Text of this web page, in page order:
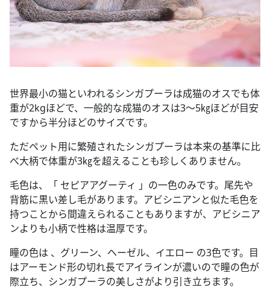
世界最小の猫といわれるシンガプーラは成猫のオスでも体
重が2kgほどで、一般的な成猫のオスは3～5㎏ほどが目安
ですから半分ほどのサイズです。
ただペット用に繁殖されたシンガプーラは本来の基準に比
べ大柄で体重が3㎏を超えることも珍しくありません。
毛色は、「 セピアアグーティ 」の一色のみです。尾先や
背筋に黒い差し毛があります。アビシニアンと似た毛色を
持つことから間違えられることもありますが、アビシニア
ンよりも小柄で性格は温厚です。
瞳の色は 、グリーン、ヘーゼル、イエロー の3色です。目
はアーモンド形の切れ長でアイラインが濃いので瞳の色が
際立ち、シンガプーラの美しさがより引き立ちます。